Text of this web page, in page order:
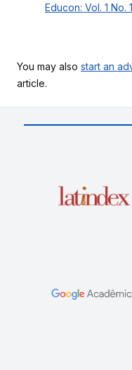
Educon: Vol. 1 No.
You may also start an
article.